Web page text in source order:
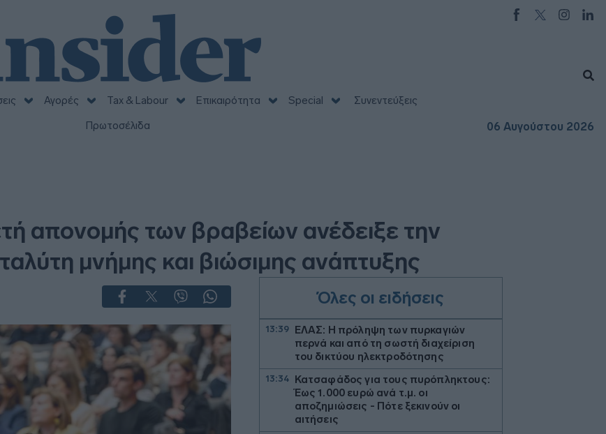
Αγορές Tax & Labour Επικαιρότητα Special
Συνεντεύξεις
Πρωτοσέλιδα
06 Αυγούστου 2026
απονομής των βραβείων ανέδειξε την
μνήμης και βιώσιμης ανάπτυξης
Όλες οι ειδήσεις
13:39
ΕΛΑΣ: Η πρόληψη των πυρκαγιών
περνά και από τη σωστή διαχείριση
του δικτύου ηλεκτροδότησης
13:34
Κατσαφάδος για τους πυρόπληκτους:
Έως 1.000 ευρώ ανά τ.μ. οι
αποζημιώσεις - Πότε ξεκινούν οι
αιτήσεις